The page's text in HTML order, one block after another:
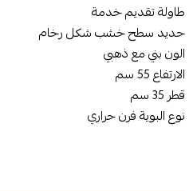
طاولة تقديم خدمة
حديد سطح خشب شكل رخام
الون بني مع ذهبي
الارتفاع 55 سم
قطر 35 سم
نوع البوية فرن حراري